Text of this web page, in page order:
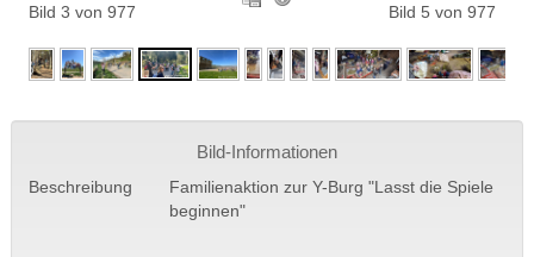
Bild 3 von 977
Bild 5 von 977
Bild-Informationen
Beschreibung
Familienaktion zur Y-Burg "Lasst die Spiele
beginnen"